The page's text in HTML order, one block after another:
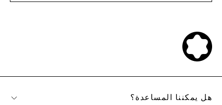
هل يمكننا المساعدة؟